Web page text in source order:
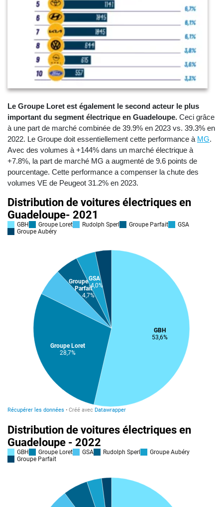
Le Groupe Loret est également le second acteur le plus
important du segment électrique en Guadeloupe. Ceci grâce
à une part de marché combinée de 39.9% en 2023 vs. 39.3% en
2022. Le Groupe doit essentiellement cette performance à MG.
Avec des volumes à +144% dans un marché électrique à
+7.8%, la part de marché MG a augmenté de 9.6 points de
pourcentage. Cette performance a compenser la chute des
volumes VE de Peugeot 31.2% en 2023.